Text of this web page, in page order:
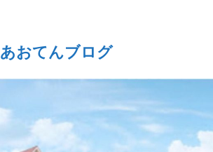
あおてんブログ